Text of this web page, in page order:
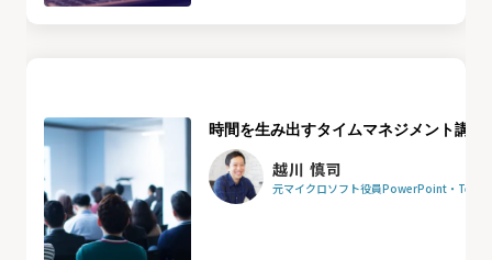
時間を生み出すタイムマネジメント講座
越川 慎司
元マイクロソフト役員PowerPoint・